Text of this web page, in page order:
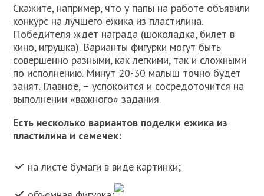
Скажите, например, что у папы на работе объявили
конкурс на лучшего ежика из пластилина.
Победителя ждет награда (шоколадка, билет в
кино, игрушка). Варианты фигурки могут быть
совершенно разными, как легкими, так и сложными
по исполнению. Минут 20-30 малыш точно будет
занят. Главное, – успокоится и сосредоточится на
выполнении «важного» задания.
Есть несколько вариантов поделки ежика из
пластилина и семечек:
на листе бумаги в виде картинки;